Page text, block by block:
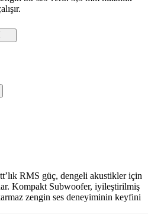
RMS güç, dengeli akustikler için
Kompakt Subwoofer, iyileştirilmiş
zengin ses deneyiminin keyfini